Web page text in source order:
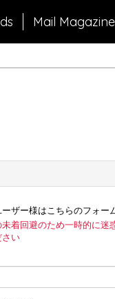
Mail Magazine
ザー様はこちらのフォー
着回避のため一時的に迷
い